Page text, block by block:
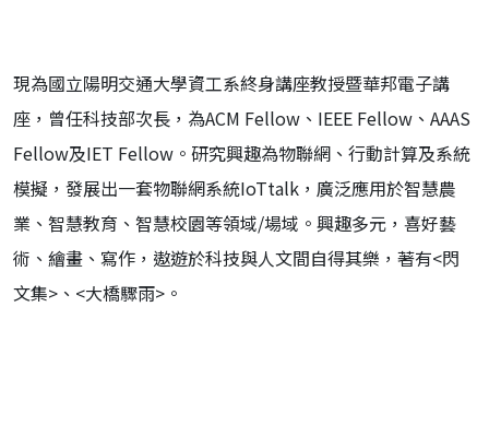
現為國立陽明交通大學資工系終身講座教授暨華邦電子講
座，曾任科技部次長，為ACM Fellow、IEEE Fellow、AAAS
Fellow及IET Fellow。研究興趣為物聯網、行動計算及系統
模擬，發展出一套物聯網系統IoTtalk，廣泛應用於智慧農
業、智慧教育、智慧校園等領域/場域。興趣多元，喜好藝
術、繪畫、寫作，遨遊於科技與人文間自得其樂，著有<閃
文集>、<大橋驟雨>。